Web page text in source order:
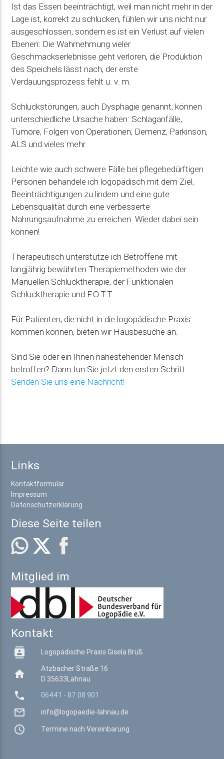
Ist das Essen beeinträchtigt, weil man nicht mehr in der
Lage ist, korrekt zu schlucken, fühlen wir uns nicht nur
ausgeschlossen, sondern es ist ein Verlust auf vielen
Ebenen: Die Wahrnehmung vieler
Geschmackserlebnisse geht verloren, die Produktion
des Speichels lässt nach, der erste
Verdauungsprozess fehlt u. v. m.
Schluckstörungen, auch Dysphagie genannt, können
unterschiedliche Ursache haben: Schlaganfälle,
Tumore, Folgen von Operationen, Demenz, Parkinson,
ALS und vieles mehr.
Leichte wie auch schwere Fälle bei pflegebedürftigen
Personen behandele ich logopädisch mit dem Ziel,
Beeinträchtigungen zu lindern und eine gute
Lebensqualität durch eine verbesserte
Nahrungsaufnahme zu erreichen. Wieder dabei sein
können!
Therapeutisch unterstütze ich Betroffene mit
langjährig bewährten Therapiemethoden wie der
Manuellen Schlucktherapie, der Funktionalen
Schlucktherapie und F.O.T.T.
Für Patienten, die nicht in die logopädische Praxis
kommen können, bieten wir Hausbesuche an.
Sind Sie oder ein Ihnen nahestehender Mensch
betroffen? Dann tun Sie jetzt den ersten Schritt.
Senden Sie uns eine Nachricht!
Links
Kontaktformular
Impressum
Datenschutzerklärung
Diese Seite teilen
Mitglied im
Kontakt
 Logopädische Praxis Gisela Brüß

Atzbacher Straße 16
D 35633Lahnau
 06441 - 87 08 901
 info@logopaedie-lahnau.de
 Termine nach Vereinbarung